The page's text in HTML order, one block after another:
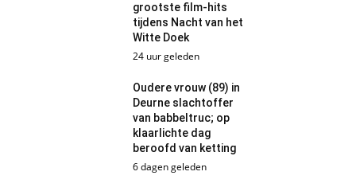
grootste film-hits
tijdens Nacht van het
Witte Doek
24 uur geleden
Oudere vrouw (89) in
Deurne slachtoffer
van babbeltruc; op
klaarlichte dag
beroofd van ketting
6 dagen geleden